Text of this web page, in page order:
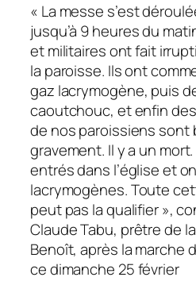
« La messe s’est
jusqu’à 9 heures du
et militaires ont fait
la paroisse. Ils ont
gaz lacrymogène, puis
caoutchouc, et enfin
de nos paroissiens sont
gravement. Il y a un
entrés dans l’église et
lacrymogènes. Toute
peut pas la qualifier »,
Claude Tabu, prêtre de
Benoît, après la marche
ce dimanche 25 février